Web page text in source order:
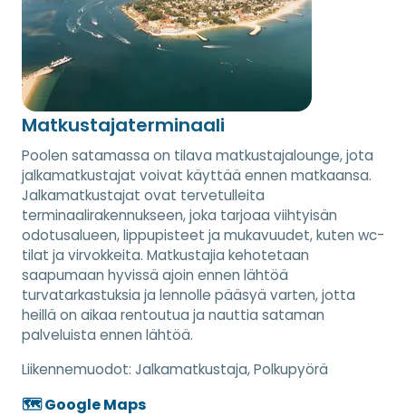
Matkustajaterminaali
Poolen satamassa on tilava matkustajalounge, jota
jalkamatkustajat voivat käyttää ennen matkaansa.
Jalkamatkustajat ovat tervetulleita
terminaalirakennukseen, joka tarjoaa viihtyisän
odotusalueen, lippupisteet ja mukavuudet, kuten wc-
tilat ja virvokkeita. Matkustajia kehotetaan
saapumaan hyvissä ajoin ennen lähtöä
turvatarkastuksia ja lennolle pääsyä varten, jotta
heillä on aikaa rentoutua ja nauttia sataman
palveluista ennen lähtöä.
Liikennemuodot: Jalkamatkustaja, Polkupyörä
🗺️ Google Maps